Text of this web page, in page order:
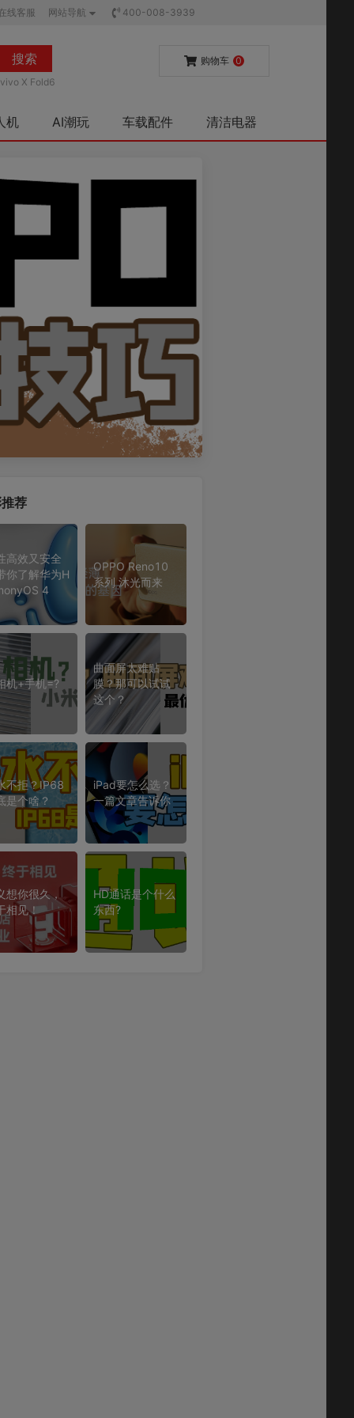
线客服 网站导航 400-008-3939
搜索
vivo X Fold6
购物车 0
机 AI潮玩 车载配件 清洁电器
荐
高效又安全
你了解华为H
4
OPPO Reno10
系列 沐光而来
机+手机=?
曲面屏太难贴
膜？那可以试试
这个？
不拒？IP68
是个啥？
iPad要怎么选？
一篇文章告诉你
想你很久，
相见！
HD通话是个什么
东西?